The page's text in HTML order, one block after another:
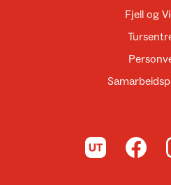
Fjell og
Til UT.no Til DNT